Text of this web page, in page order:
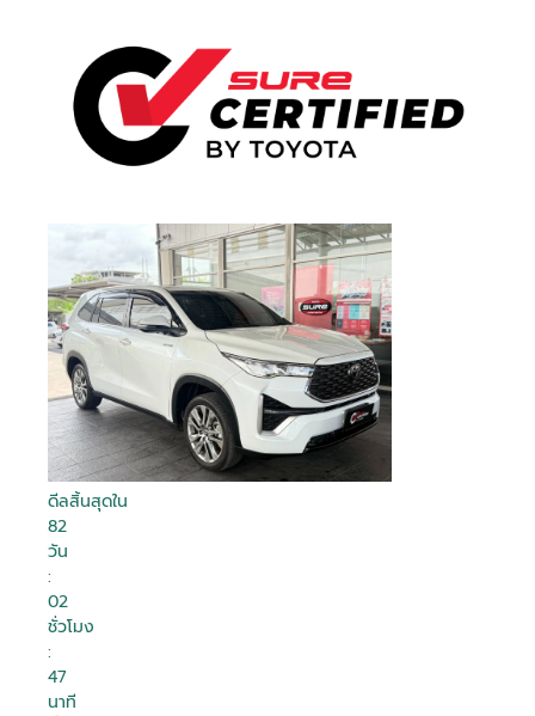
ดีลสิ้นสุดใน
82
วัน
:
02
ชั่วโมง
:
47
นาที